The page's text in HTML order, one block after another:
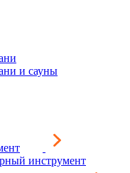
и сауны
инструмент